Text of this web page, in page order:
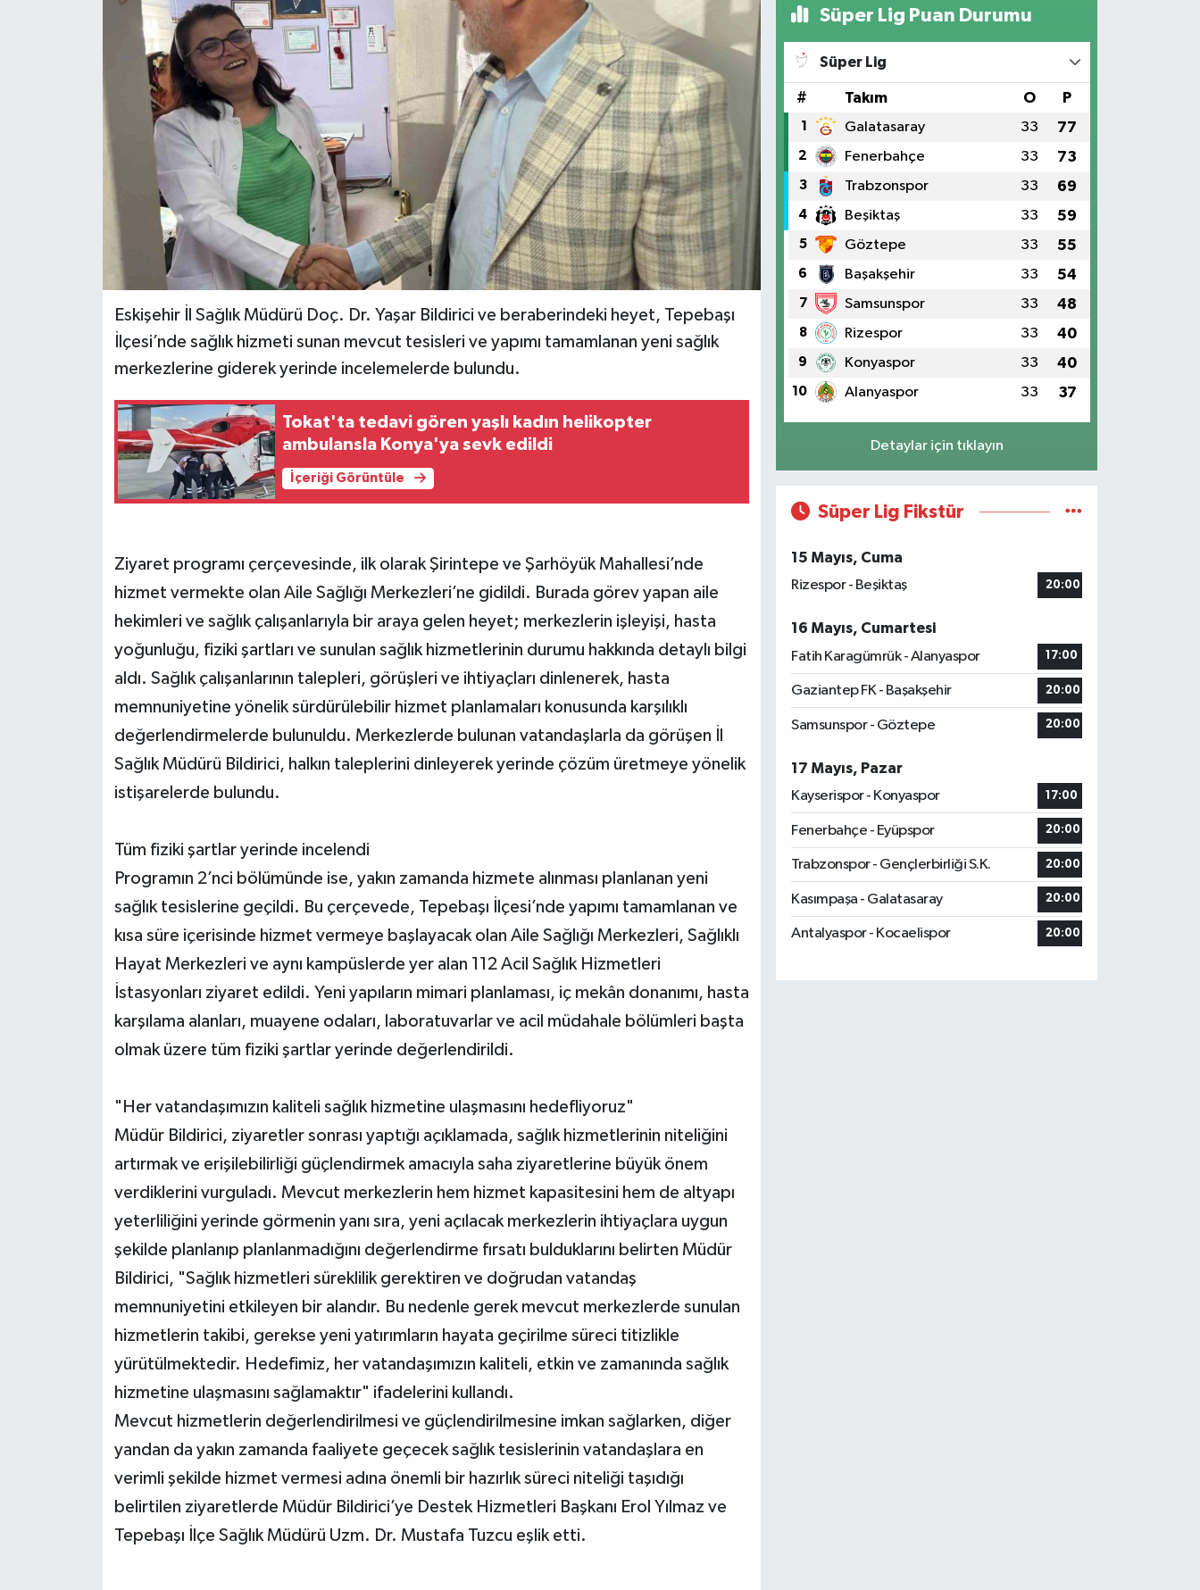
Eskişehir İl Sağlık Müdürü Doç. Dr. Yaşar Bildirici ve beraberindeki heyet, Tepebaşı
İlçesi’nde sağlık hizmeti sunan mevcut tesisleri ve yapımı tamamlanan yeni sağlık
merkezlerine giderek yerinde incelemelerde bulundu.
Tokat'ta tedavi gören yaşlı kadın helikopter
ambulansla Konya'ya sevk edildi
İçeriği Görüntüle
Ziyaret programı çerçevesinde, ilk olarak Şirintepe ve Şarhöyük Mahallesi’nde
hizmet vermekte olan Aile Sağlığı Merkezleri’ne gidildi. Burada görev yapan aile
hekimleri ve sağlık çalışanlarıyla bir araya gelen heyet; merkezlerin işleyişi, hasta
yoğunluğu, fiziki şartları ve sunulan sağlık hizmetlerinin durumu hakkında detaylı bilgi
aldı. Sağlık çalışanlarının talepleri, görüşleri ve ihtiyaçları dinlenerek, hasta
memnuniyetine yönelik sürdürülebilir hizmet planlamaları konusunda karşılıklı
değerlendirmelerde bulunuldu. Merkezlerde bulunan vatandaşlarla da görüşen İl
Sağlık Müdürü Bildirici, halkın taleplerini dinleyerek yerinde çözüm üretmeye yönelik
istişarelerde bulundu.
Tüm fiziki şartlar yerinde incelendi
Programın 2’nci bölümünde ise, yakın zamanda hizmete alınması planlanan yeni
sağlık tesislerine geçildi. Bu çerçevede, Tepebaşı İlçesi’nde yapımı tamamlanan ve
kısa süre içerisinde hizmet vermeye başlayacak olan Aile Sağlığı Merkezleri, Sağlıklı
Hayat Merkezleri ve aynı kampüslerde yer alan 112 Acil Sağlık Hizmetleri
İstasyonları ziyaret edildi. Yeni yapıların mimari planlaması, iç mekân donanımı, hasta
karşılama alanları, muayene odaları, laboratuvarlar ve acil müdahale bölümleri başta
olmak üzere tüm fiziki şartlar yerinde değerlendirildi.
"Her vatandaşımızın kaliteli sağlık hizmetine ulaşmasını hedefliyoruz"
Müdür Bildirici, ziyaretler sonrası yaptığı açıklamada, sağlık hizmetlerinin niteliğini
artırmak ve erişilebilirliği güçlendirmek amacıyla saha ziyaretlerine büyük önem
verdiklerini vurguladı. Mevcut merkezlerin hem hizmet kapasitesini hem de altyapı
yeterliliğini yerinde görmenin yanı sıra, yeni açılacak merkezlerin ihtiyaçlara uygun
şekilde planlanıp planlanmadığını değerlendirme fırsatı bulduklarını belirten Müdür
Bildirici, "Sağlık hizmetleri süreklilik gerektiren ve doğrudan vatandaş
memnuniyetini etkileyen bir alandır. Bu nedenle gerek mevcut merkezlerde sunulan
hizmetlerin takibi, gerekse yeni yatırımların hayata geçirilme süreci titizlikle
yürütülmektedir. Hedefimiz, her vatandaşımızın kaliteli, etkin ve zamanında sağlık
hizmetine ulaşmasını sağlamaktır" ifadelerini kullandı.
Mevcut hizmetlerin değerlendirilmesi ve güçlendirilmesine imkan sağlarken, diğer
yandan da yakın zamanda faaliyete geçecek sağlık tesislerinin vatandaşlara en
verimli şekilde hizmet vermesi adına önemli bir hazırlık süreci niteliği taşıdığı
belirtilen ziyaretlerde Müdür Bildirici’ye Destek Hizmetleri Başkanı Erol Yılmaz ve
Tepebaşı İlçe Sağlık Müdürü Uzm. Dr. Mustafa Tuzcu eşlik etti.
Süper Lig Puan Durumu
Süper Lig
# Takım O P
1 Galatasaray 33 77
2 Fenerbahçe 33 73
3 Trabzonspor 33 69
4 Beşiktaş 33 59
5 Göztepe 33 55
6 Başakşehir 33 54
7 Samsunspor 33 48
8 Rizespor 33 40
9 Konyaspor 33 40
10 Alanyaspor 33 37
Detaylar için tıklayın
Süper Lig Fikstür
15 Mayıs, Cuma
Rizespor - Beşiktaş
20:00
16 Mayıs, Cumartesi
Fatih Karagümrük - Alanyaspor
17:00
Gaziantep FK - Başakşehir 20:00
Samsunspor - Göztepe 20:00
17 Mayıs, Pazar
Kayserispor - Konyaspor
17:00
Fenerbahçe - Eyüpspor 20:00
Trabzonspor - Gençlerbirliği S.K. 20:00
Kasımpaşa - Galatasaray 20:00
Antalyaspor - Kocaelispor 20:00
Tokat Haberleri